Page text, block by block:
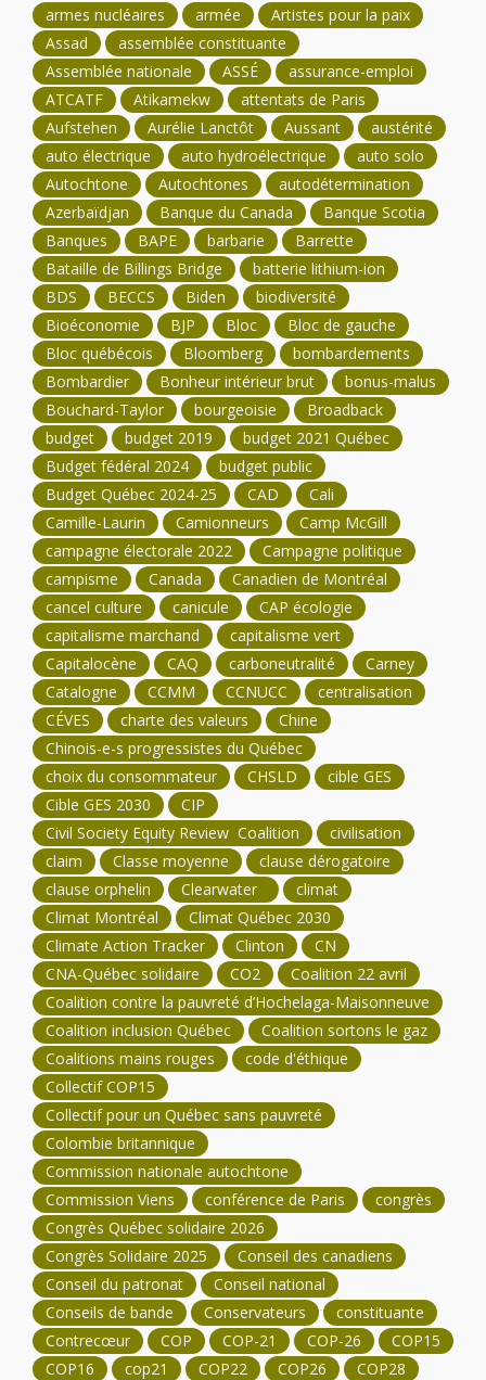
armes nucléaires armée
Artistes pour la paix
Assad
assemblée constituante
Assemblée nationale
ASSÉ
assurance-emploi
ATCATF
Atikamekw
attentats de Paris
Aufstehen
Aurélie Lanctôt Aussant
austérité
auto électrique
auto hydroélectrique
auto solo
Autochtone
Autochtones
autodétermination
Azerbaïdjan
Banque du Canada
Banque Scotia
Banques
BAPE barbarie
Barrette
Bataille de Billings Bridge
batterie lithium-ion
BDS
BECCS Biden
biodiversité
Bioéconomie
BJP Bloc
Bloc de gauche
Bloc québécois
Bloomberg
bombardements
Bombardier
Bonheur intérieur brut
bonus-malus
Bouchard-Taylor
bourgeoisie
Broadback
budget
budget 2019
budget 2021 Québec
Budget fédéral 2024
budget public
Budget Québec 2024-25
CAD
Cali
Camille-Laurin
Camionneurs
Camp McGill
campagne électorale 2022
Campagne politique
campisme
Canada
Canadien de Montréal
cancel culture
canicule
CAP écologie
capitalisme marchand
capitalisme vert
Capitalocène
CAQ carboneutralité
Carney
Catalogne
CCMM CCNUCC
centralisation
CÉVES
charte des valeurs
Chine
Chinois-e-s progressistes du Québec
choix du consommateur
CHSLD
cible GES
Cible GES 2030
CIP
Civil Society Equity Review Coalition
civilisation
claim
Classe moyenne
clause dérogatoire
clause orphelin
Clearwater
climat
Climat Montréal
Climat Québec 2030
Climate Action Tracker
Clinton
CN
CNA-Québec solidaire
CO2
Coalition 22 avril
Coalition contre la pauvreté d’Hochelaga-Maisonneuve
Coalition inclusion Québec
Coalition sortons le gaz
Coalitions mains rouges
code d'éthique
Collectif COP15
Collectif pour un Québec sans pauvreté
Colombie britannique
Commission nationale autochtone
Commission Viens
conférence de Paris
congrès
Congrès Québec solidaire 2026
Congrès Solidaire 2025
Conseil des canadiens
Conseil du patronat
Conseil national
Conseils de bande
Conservateurs
constituante
Contrecœur
COP COP-21 COP-26
COP15
COP16
cop21 COP22 COP26
COP28